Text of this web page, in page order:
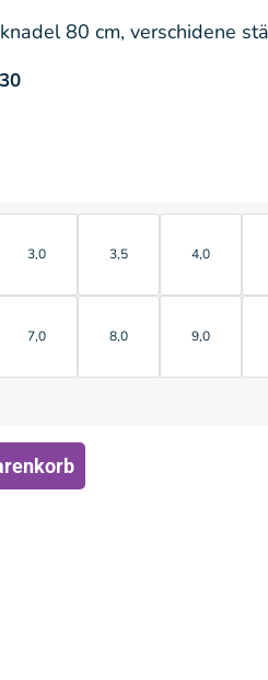
80 cm, verschidene
3,0 3,5 4,0
7,0 8,0 9,0